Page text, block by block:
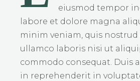
eiusmod tempor
labore et dolore magna
minim veniam, quis
ullamco laboris nisi ut
commodo consequat. Duis
in reprehenderit in